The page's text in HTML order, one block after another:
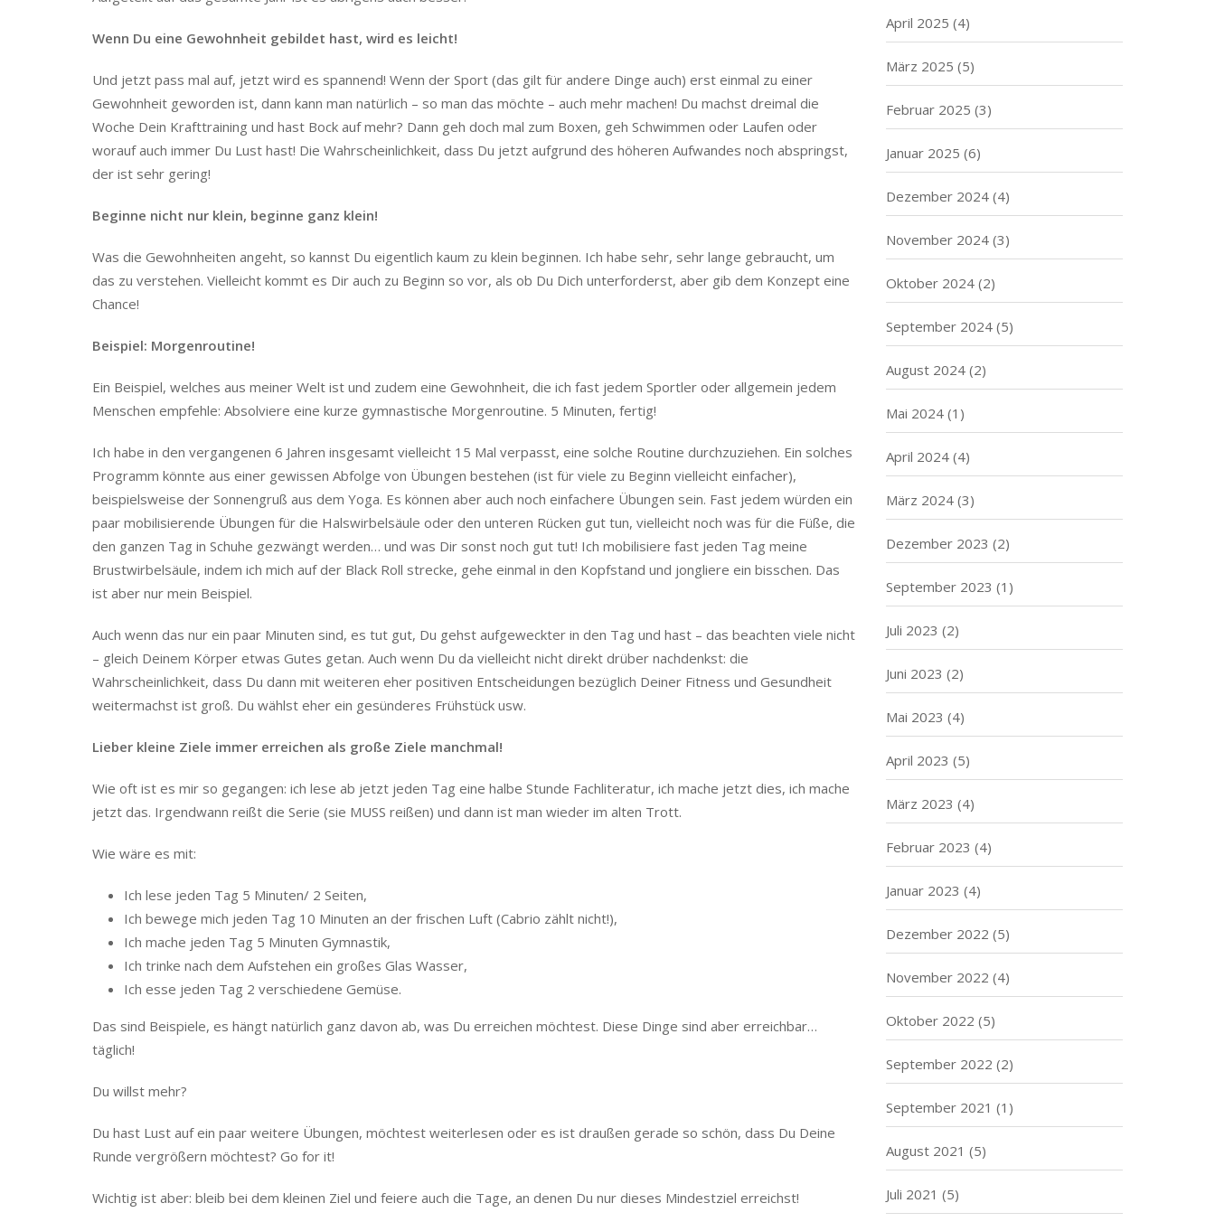
Wenn Du eine Gewohnheit gebildet hast, wird es leicht!
Und jetzt pass mal auf, jetzt wird es spannend! Wenn der Sport (das gilt für andere Dinge auch) erst einmal zu einer
Gewohnheit geworden ist, dann kann man natürlich – so man das möchte – auch mehr machen! Du machst dreimal die
Woche Dein Krafttraining und hast Bock auf mehr? Dann geh doch mal zum Boxen, geh Schwimmen oder Laufen oder
worauf auch immer Du Lust hast! Die Wahrscheinlichkeit, dass Du jetzt aufgrund des höheren Aufwandes noch abspringst,
der ist sehr gering!
Beginne nicht nur klein, beginne ganz klein!
Was die Gewohnheiten angeht, so kannst Du eigentlich kaum zu klein beginnen. Ich habe sehr, sehr lange gebraucht, um
das zu verstehen. Vielleicht kommt es Dir auch zu Beginn so vor, als ob Du Dich unterforderst, aber gib dem Konzept eine
Chance!
Beispiel: Morgenroutine!
Ein Beispiel, welches aus meiner Welt ist und zudem eine Gewohnheit, die ich fast jedem Sportler oder allgemein jedem
Menschen empfehle: Absolviere eine kurze gymnastische Morgenroutine. 5 Minuten, fertig!
Ich habe in den vergangenen 6 Jahren insgesamt vielleicht 15 Mal verpasst, eine solche Routine durchzuziehen. Ein solches
Programm könnte aus einer gewissen Abfolge von Übungen bestehen (ist für viele zu Beginn vielleicht einfacher),
beispielsweise der Sonnengruß aus dem Yoga. Es können aber auch noch einfachere Übungen sein. Fast jedem würden ein
paar mobilisierende Übungen für die Halswirbelsäule oder den unteren Rücken gut tun, vielleicht noch was für die Füße, die
den ganzen Tag in Schuhe gezwängt werden… und was Dir sonst noch gut tut! Ich mobilisiere fast jeden Tag meine
Brustwirbelsäule, indem ich mich auf der Black Roll strecke, gehe einmal in den Kopfstand und jongliere ein bisschen. Das
ist aber nur mein Beispiel.
Auch wenn das nur ein paar Minuten sind, es tut gut, Du gehst aufgeweckter in den Tag und hast – das beachten viele nicht
– gleich Deinem Körper etwas Gutes getan. Auch wenn Du da vielleicht nicht direkt drüber nachdenkst: die
Wahrscheinlichkeit, dass Du dann mit weiteren eher positiven Entscheidungen bezüglich Deiner Fitness und Gesundheit
weitermachst ist groß. Du wählst eher ein gesünderes Frühstück usw.
Lieber kleine Ziele immer erreichen als große Ziele manchmal!
Wie oft ist es mir so gegangen: ich lese ab jetzt jeden Tag eine halbe Stunde Fachliteratur, ich mache jetzt dies, ich mache
jetzt das. Irgendwann reißt die Serie (sie MUSS reißen) und dann ist man wieder im alten Trott.
Wie wäre es mit:
Ich lese jeden Tag 5 Minuten/ 2 Seiten,
Ich bewege mich jeden Tag 10 Minuten an der frischen Luft (Cabrio zählt nicht!),
Ich mache jeden Tag 5 Minuten Gymnastik,
Ich trinke nach dem Aufstehen ein großes Glas Wasser,
Ich esse jeden Tag 2 verschiedene Gemüse.
Das sind Beispiele, es hängt natürlich ganz davon ab, was Du erreichen möchtest. Diese Dinge sind aber erreichbar…
täglich!
Du willst mehr?
Du hast Lust auf ein paar weitere Übungen, möchtest weiterlesen oder es ist draußen gerade so schön, dass Du Deine
Runde vergrößern möchtest? Go for it!
Wichtig ist aber: bleib bei dem kleinen Ziel und feiere auch die Tage, an denen Du nur dieses Mindestziel erreichst!
April 2025 (4)
März 2025 (5)
Februar 2025 (3)
Januar 2025 (6)
Dezember 2024(4)
November 2024(3)
Oktober 2024(2)
September 2024(5)
August 2024(2)
Mai 2024(1)
April 2024(4)
März 2024(3)
Dezember 2023 (2)
September 2023 (1)
Juli 2023 (2)
Juni 2023 (2)
Mai 2023 (4)
April 2023 (5)
März 2023 (4)
Februar 2023 (4)
Januar 2023 (4)
Dezember 2022 (5)
November 2022 (4)
Oktober 2022 (5)
September 2022 (2)
September 2021 (1)
August 2021 (5)
Juli 2021 (5)